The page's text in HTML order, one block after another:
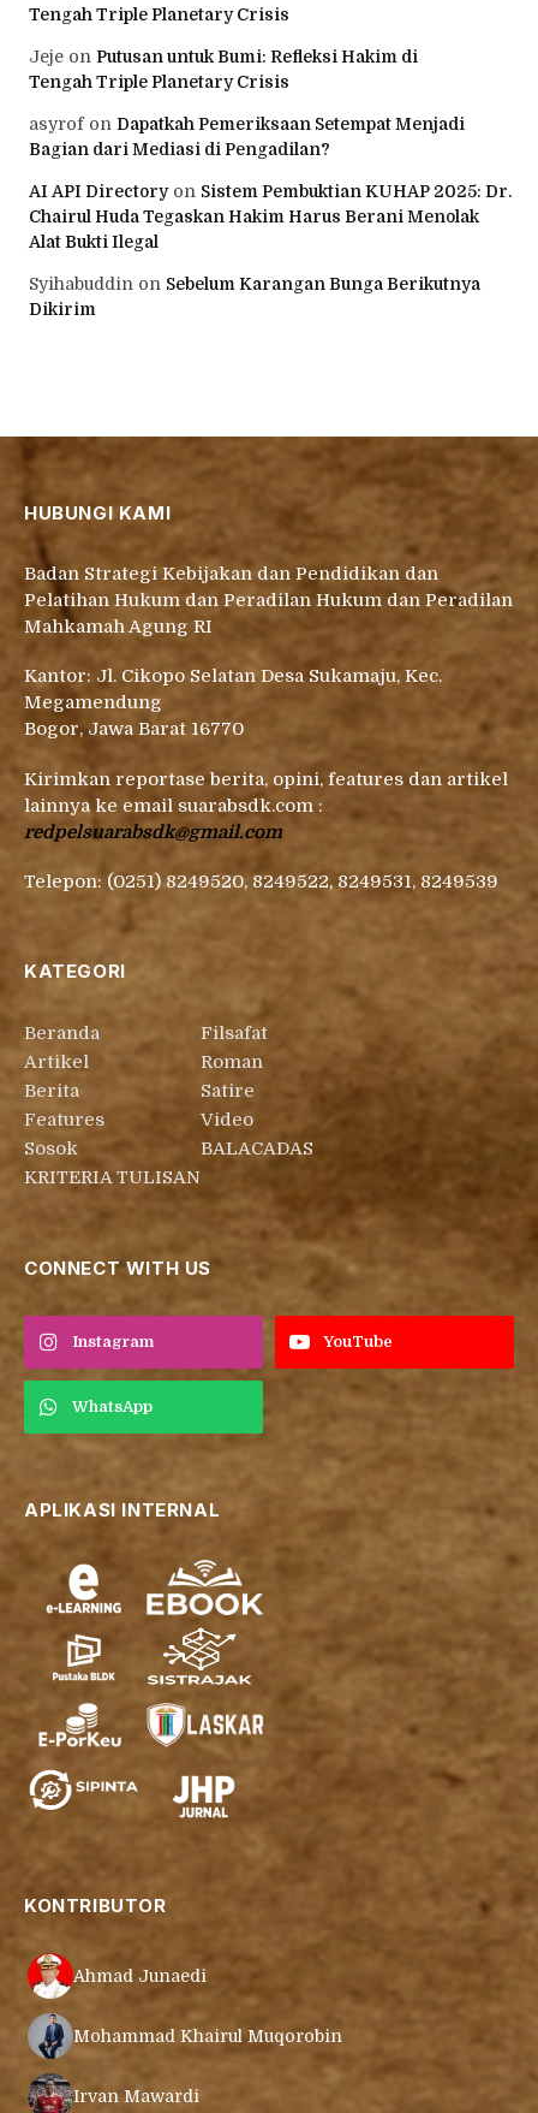
Tengah Triple Planetary Crisis
Jeje on Putusan untuk Bumi: Refleksi Hakim di
Tengah Triple Planetary Crisis
asyrofon Dapatkah Pemeriksaan Setempat Menjadi
Bagian dari Mediasi di Pengadilan?
AI API Directoryon Sistem Pembuktian KUHAP 2025: Dr.
Chairul Huda Tegaskan Hakim Harus Berani Menolak
Alat Bukti Ilegal
Syihabuddin on Sebelum Karangan Bunga Berikutnya
Dikirim
HUBUNGI KAMI
Badan Strategi Kebijakan dan Pendidikan dan
Pelatihan Hukum dan Peradilan Hukum dan Peradilan
Mahkamah Agung RI
Kantor: Jl. Cikopo Selatan Desa Sukamaju, Kec.
Megamendung
Bogor, Jawa Barat 16770
Kirimkan reportase berita, opini, features dan artikel
lainnya ke email suarabsdk.com :
redpelsuarabsdk@gmail.com
Telepon: (0251) 8249520, 8249522, 8249531, 8249539
KATEGORI
Beranda
Artikel
Berita
Features
Sosok
KRITERIA TULISAN
Filsafat
Roman
Satire
Video
BALACADAS
CONNECT WITH US
Instagram YouTube
WhatsApp
APLIKASI INTERNAL
KONTRIBUTOR
Ahmad Junaedi
Mohammad Khairul Muqorobin
Irvan Mawardi